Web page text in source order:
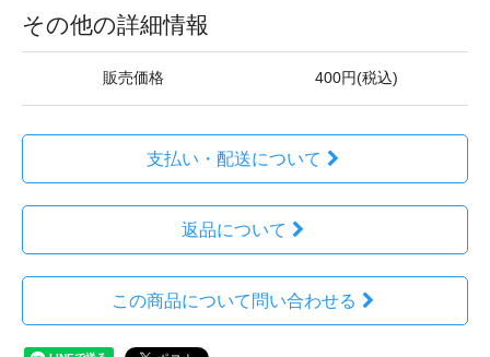
その他の詳細情報
販売価格 400円(税込)
支払い・配送について
返品について
この商品について問い合わせる